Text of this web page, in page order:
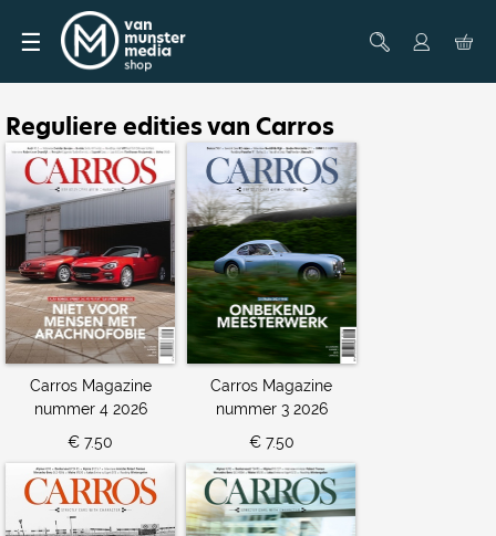
☰
Reguliere edities van Carros
Carros Magazine
nummer 4 2026
€ 7.50
Carros Magazine
nummer 3 2026
€ 7.50